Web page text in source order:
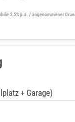
2,5% p.a. / angenommener
+ Garage)